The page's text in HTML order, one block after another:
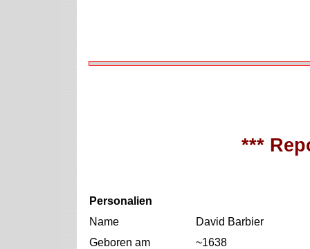
***
Personalien
Name
David Barbier
Geboren am
~1638